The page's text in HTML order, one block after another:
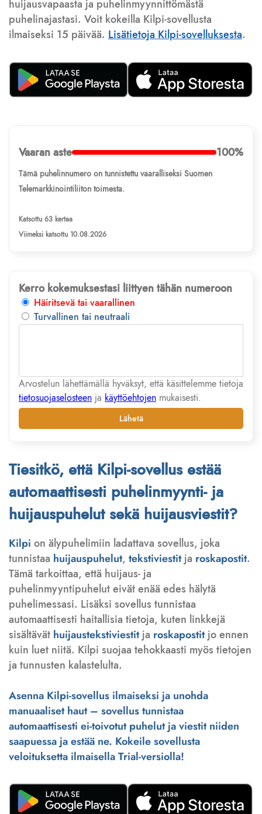
huijausvapaasta ja puhelinmyynnittömästä
puhelinajastasi. Voit kokeilla Kilpi-sovellusta
ilmaiseksi 15 päivää. Lisätietoja Kilpi-sovelluksesta.
Vaaran aste 100%
Tämä puhelinnumero on tunnistettu vaaralliseksi Suomen
Telemarkkinointiliiton toimesta.
Katsottu 63 kertaa
Viimeksi katsottu 10.08.2026
Kerro kokemuksestasi liittyen tähän numeroon
Häiritsevä tai vaarallinen
Turvallinen tai neutraali
Arvostelun lähettämällä hyväksyt, että käsittelemme tietoja
tietosuojaselosteen ja käyttöehtojen mukaisesti.
Lähetä
Tiesitkö, että Kilpi-sovellus estää
automaattisesti puhelinmyynti- ja
huijauspuhelut sekä huijausviestit?
Kilpi on älypuhelimiin ladattava sovellus, joka
tunnistaa huijauspuhelut, tekstiviestitja roskapostit.
Tämä tarkoittaa, että huijaus- ja
puhelinmyyntipuhelut eivät enää edes hälytä
puhelimessasi. Lisäksi sovellus tunnistaa
automaattisesti haitallisia tietoja, kuten linkkejä
sisältävät huijaustekstiviestitja roskapostitjo ennen
kuin luet niitä. Kilpi suojaa tehokkaasti myös tietojen
ja tunnusten kalastelulta.
Asenna Kilpi-sovellus ilmaiseksi ja unohda
manuaaliset haut – sovellus tunnistaa
automaattisesti ei-toivotut puhelut ja viestit niiden
saapuessa ja estää ne. Kokeile sovellusta
veloituksetta ilmaisella Trial-versiolla!